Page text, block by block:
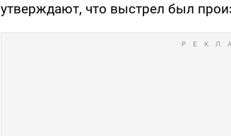
утверждают, что выстрел был